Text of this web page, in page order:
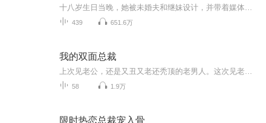
439 651.6万
我的双面总裁
58 1.9万
限时热恋总裁宠入骨